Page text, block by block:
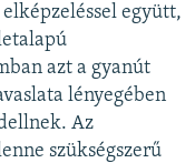
együtt,
azt a gyanút
lényegében
Az
szükségszerű